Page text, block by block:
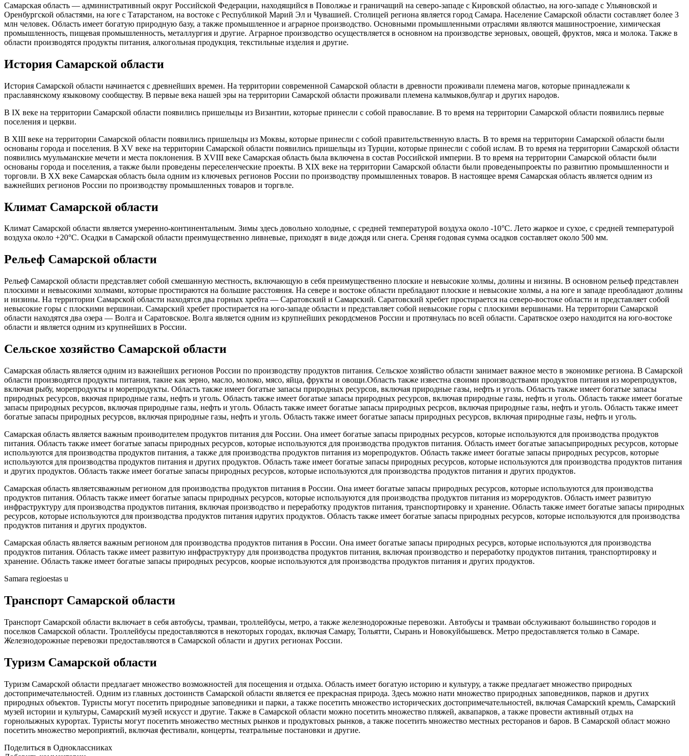
Самарская область — административный округ Российской Федерации, находящийся в Поволжье и граничащий на северо-западе с Кировской областью, на юго-западе с Ульяновской и
Оренбургской областями, на юге с Татарстаном, на востоке с Республикой Марий Эл и Чувашией. Столицей региона является город Самара. Население Самарской области составляет более 3
млн человек. Область имеет богатую природную базу, а также промышленное и аграрное производство. Основными промышленными отраслями являются машиностроение, химическая
промышленность, пищевая промышленность, металлургия и другие. Аграрное производство осуществляется в основном на производстве зерновых, овощей, фруктов, мяса и молока. Также в
области производятся продукты питания, алкогольная продукция, текстильные изделия и другие.
История Самарской области
История Самарской области начинается с древнейших времен. На территории современной Самарской области в древности проживали племена магов, которые принадлежали к
праславянскому языковому сообществу. В первые века нашей эры на территории Самарской области проживали племена калмыков,булгар и других народов.
В IX веке на территории Самарской области появились пришельцы из Византии, которые принесли с собой православие. В то время на территории Самарской области появились первые
поселения и церкви.
В XIII веке на территории Самарской области появились пришельцы из Моквы, которые принесли с собой правительственную власть. В то время на территории Самарской области были
основаны города и поселения. В XV веке на территории Самарской области появились пришельцы из Турции, которые принесли с собой ислам. В то время на территории Самарской области
появились муульманские мечети и места поклонения. В XVIII веке Самарская область была включена в состав Российской империи. В то время на территории Самарской области были
основаны города и поселения, а также были проведены переселенческие проекты. В XIX веке на территории Самарской области были проведеныпроекты по развитию промышленности и
торговли. В XX веке Самарская область была одним из ключевых регионов России по производству промышленных товаров. В настоящее время Самарская область является одним из
важнейших регионов России по производству промышленных товаров и торгвле.
Климат Самарской области
Климат Самарской области является умеренно-континентальным. Зимы здесь довольно холодные, с средней температурой воздуха около -10°C. Лето жаркое и сухое, с средней температурой
воздуха около +20°C. Осадки в Самарской области преимущественно ливневые, приходят в виде дождя или снега. Среняя годовая сумма осадков составляет около 500 мм.
Рельеф Самарской области
Рельеф Самарской области представляет собой смешанную местность, включающую в себя преимущественно плоские и невысокие холмы, долины и низины. В основном рельеф представлен
плоскими и невысокими холмами, которые простираются на большие расстояния. На севере и востоке области пребладают плоские и невысокие холмы, а на юге и западе преобладают долины
и низины. На территории Самарской области находятся два горных хребта — Саратовский и Самарский. Саратовский хребет простирается на северо-востоке области и представляет собой
невысокие горы с плоскими вершинаи. Самарский хребет простирается на юго-западе области и представляет собой невысокие горы с плоскими вершинами. На территории Самарской
области находятся два озера — Волга и Саратовское. Волга является одним из крупнейших рекордсменов России и протянулась по всей области. Саратвское озеро находится на юго-востоке
области и является одним из крупнейших в России.
Сельское хозяйство Самарской области
Самарская область является одним из важнейших регионов России по производству продуктов питания. Сельское хозяйство области занимает важное место в экономике региона. В Самарской
области производятся продукты питания, такие как зерно, масло, молоко, мясо, яйца, фрукты и овощи.Область также известна своими производствами продуктов питания из морепродуктов,
включая рыбу, морепродукты и морепродукты. Область также имеет богатые запасы природных ресурсов, включая природные газы, нефть и уголь. Область также имеет богатые запасы
природных ресурсов, вкючая природные газы, нефть и уголь. Область также имеет богатые запасы природных ресурсов, включая природные газы, нефть и уголь. Область также имеет богатые
запасы природных ресурсов, включая природные газы, нефть и уголь. Область также имеет богатые запасы природных ресрсов, включая природные газы, нефть и уголь. Область также имеет
богатые запасы природных ресурсов, включая природные газы, нефть и уголь. Область также имеет богатые запасы природных ресурсов, включая природные газы, нефть и уголь.
Самарская область является важным проиводителем продуктов питания для России. Она имеет богатые запасы природных ресурсов, которые используются для производства продуктов
питания. Область также имеет богатые запасы природных ресурсов, которые используются для производства продуктов питания. Область имеет богатые запасыприродных ресурсов, которые
используются для производства продуктов питания, а также для производства продуктов питания из морепродуктов. Область также имеет богатые запасы природных ресурсов, которые
используются для производства продуктов питания и других продуктов. Область таже имеет богатые запасы природных ресурсов, которые используются для производства продуктов питания
и других продуктов. Область также имеет богатые запасы природных ресурсов, которые используются для производства продуктов питания и других продуктов.
Самарская область являетсяважным регионом для производства продуктов питания в России. Она имеет богатые запасы природных ресурсов, которые используются для производства
продуктов питания. Область также имеет богатые запасы природных ресурсов, которые используются для производства продуктов питания из мореродуктов. Область имеет развитую
инфраструктуру для производства продуктов питания, включая производство и переработку продуктов питания, транспортировку и хранение. Область также имеет богатые запасы природных
ресурсов, которые используются для производства продуктов питания идругих продуктов. Область также имеет богатые запасы природных ресурсов, которые используются для производства
продуктов питания и других продуктов.
Самарская область является важным регионом для производства продуктов питания в России. Она имеет богатые запасы природных ресурсв, которые используются для производства
продуктов питания. Область также имеет развитую инфраструктуру для производства продуктов питания, включая производство и переработку продуктов питания, транспортировку и
хранение. Область также имеет богатые запасы природных ресурсов, коорые используются для производства продуктов питания и других продуктов.
Samara regioestas u
Транспорт Самарской области
Транспорт Самарской области включает в себя автобусы, трамваи, троллейбусы, метро, а также железнодорожные перевозки. Автобусы и трамваи обслуживают большинство городов и
поселков Самарской области. Троллейбусы предоставляются в некоторых городах, включая Самару, Тольятти, Сырань и Новокуйбышевск. Метро предоставляется только в Самаре.
Железнодорожные перевозки предоставляются в Самарской области и других регионах России.
Туризм Самарской области
Туризм Самарской области предлагает множество возможностей для посещения и отдыха. Область имеет богатую историю и культуру, а также предлагает множество природных
достопримечательностей. Одним из главных достоинств Самарской области является ее прекрасная природа. Здесь можно нати множество природных заповедников, парков и других
природных объектов. Туристы могут посетить природные заповедники и парки, а также посетить множество исторических достопримечательностей, включая Самарский кремль, Самарский
музей истории и культуры, Самарский музей искусст и другие. Также в Самарской области можно посетить множество пляжей, аквапарков, а также провести активный отдых на
горнолыжных курортах. Туристы могут посетить множество местных рынков и продуктовых рынков, а также посетить множество местных ресторанов и баров. В Самарской област можно
посетить множество мероприятий, включая фестивали, концерты, театральные постановки и другие.
Поделиться в Одноклассниках